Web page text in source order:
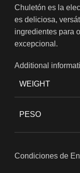
Chuletón es la
es deliciosa,
ingredientes para
excepcional.
Additional
WEIGHT
PESO
Condiciones de